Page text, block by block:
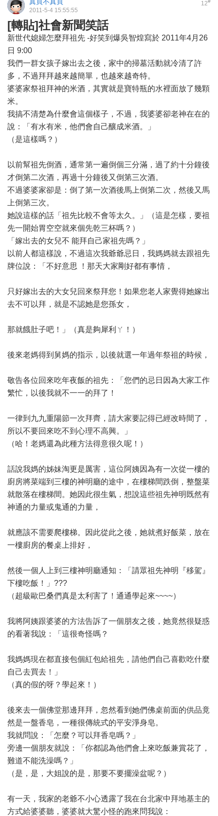
12#
2011-5-4 15:55:55
[轉貼]社會新聞笑話
新世代媳婦怎麼拜祖先 -好笑到爆吳智煌寫於 2011年4月26
日 9:00
我們一群女孩子嫁出去之後，家中的掃墓活動就冷清了許
多，不過拜拜越來越簡單，也越來越奇特。
婆婆家祭祖拜神的米酒，其實就是寶特瓶的水裡面放了幾顆
米。
我搞不清楚為什麼會這個樣子，不過，我婆婆卻老神在在的
說：「有水有米，他們會自己釀成米酒。」
（是這樣嗎？）
以前幫祖先倒酒，通常第一遍倒個三分滿，過了約十分鐘後
才倒第二次酒，再過十分鐘後又倒第三次酒。
不過婆婆家卻是：倒了第一次酒後馬上倒第二次，然後又馬
上倒第三次。
她說這樣的話「祖先比較不會等太久。」（這是怎樣，要祖
先一開始胃空空就來個先乾三杯嗎？）
「嫁出去的女兒不 能拜自己家祖先嗎？」
以前人都這樣說，不過這次我爺爺忌日，我媽媽就去跟祖先
牌位說：「不好意思 ！那天大家剛好都有事情，
只好嫁出去的大女兒回來祭拜您！如果您老人家覺得她嫁出
去不可以拜，就是不認她是您孫女，
那就餓肚子吧！」（真是夠犀利ㄚ！）
後來老媽得到舅媽的指示，以後就選一年過年祭祖的時候，
敬告各位回來吃年夜飯的祖先：「您們的忌日因為大家工作
繁忙，以後我就不一一的拜了！
一律到九九重陽節一次拜齊，請大家要記得已經改時間了，
所以不要回來吃不到心理不高興。」
（哈！老媽還為此種方法得意很久呢！）
話說我媽的姊妹淘更是厲害，這位阿姨因為有一次從一樓的
廚房將菜端到三樓的神明廳的途中，在樓梯間跌倒，整盤菜
就散落在樓梯間。她因此很生氣，想說這些祖先神明既然有
神通的力量或鬼通的力量，
就應該不需要爬樓梯。因此從此之後，她就煮好飯菜，放在
一樓廚房的餐桌上排好，
然後一個人上到三樓神明廳通知：「請眾祖先神明『移駕』
下樓吃飯！」???
（超級歐巴桑們真是太利害了！通通學起來~~~~）
我將阿姨跟婆婆的方法告訴了一個朋友之後，她竟然很疑惑
的看著我說：「這很奇怪嗎？
我媽媽現在都直接包個紅包給祖先，請他們自己喜歡吃什麼
自己去買去！」
（真的假的呀？學起來！）
後來去一個佛堂那邊拜拜，忽然看到她們佛桌前面的供品竟
然是一盤香皂，一種很傳統式的平安淨身皂。
我就問說：「怎麼？可以拜香皂嗎？」
旁邊一個朋友就說：「你都認為他們會上來吃飯兼賞花了，
難道不能洗澡嗎？」
（是，是，大姐說的是，那要不要擺澡盆呢？）
有一天，我家的老爺不小心透露了我在台北家中拜地基主的
方式給婆婆聽，婆婆就大驚小怪的跑來問我說：